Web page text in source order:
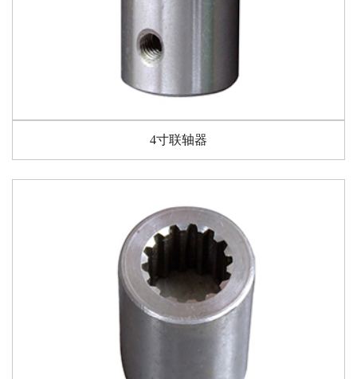
4寸联轴器